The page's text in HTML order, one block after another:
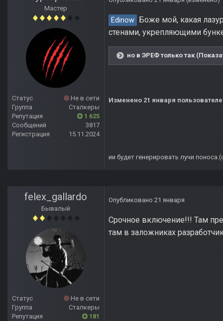
Мастер
Статус
Не в сети
Группа
Сталкеры
Репутация
1 625
Сообщений
3817
Регистрация
15.11.2024
Edinow Боже мой, какая
стенами, укрепляющими
но в ЭРЕФ только так
Изменено 21 января
ии будет генерировать лучи
felex_gallardo
Бывалый
Статус
Не в сети
Группа
Сталкеры
Репутация
181
Опубликовано 21 января
Срочное включение!!! Там
там в заложниках